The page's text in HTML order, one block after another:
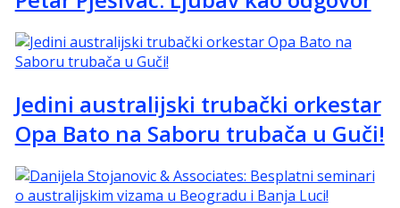
Jedini australijski trubački orkestar
Opa Bato na Saboru trubača u Guči!